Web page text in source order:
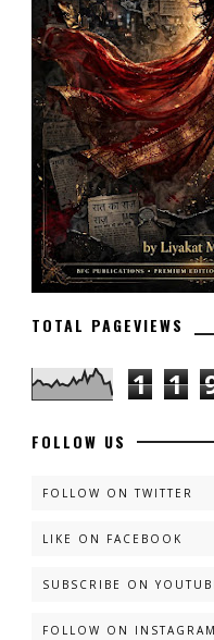
TOTAL PAGEVIEWS
1 1
FOLLOW US
FOLLOW ON TWITTER
LIKE ON FACEBOOK
SUBSCRIBE ON
FOLLOW ON INSTAGRAM